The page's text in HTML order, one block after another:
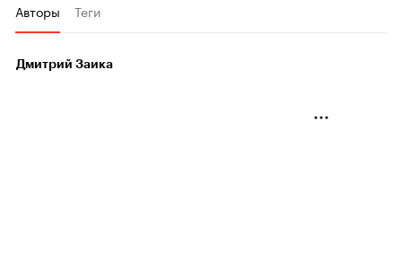
Авторы Теги
Дмитрий Заика